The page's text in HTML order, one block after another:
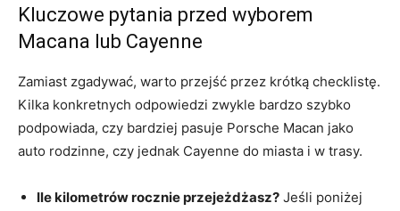
Kluczowe pytania przed wyborem
Macana lub Cayenne
Zamiast zgadywać, warto przejść przez krótką checklistę.
Kilka konkretnych odpowiedzi zwykle bardzo szybko
podpowiada, czy bardziej pasuje Porsche Macan jako
auto rodzinne, czy jednak Cayenne do miasta i w trasy.
Ile kilometrów rocznie przejeżdżasz? Jeśli poniżej